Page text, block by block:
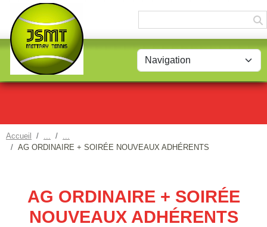
Accueil
AG ORDINAIRE + SOIRÉE NOUVEAUX ADHÉRENTS
AG ORDINAIRE + SOIRÉE
NOUVEAUX ADHÉRENTS
Panneau de gestion des cookies